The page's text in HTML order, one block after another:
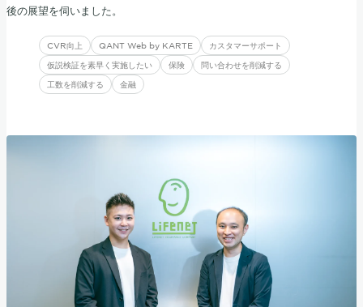
後の展望を伺いました。
CVR向上 QANT Web by KARTE
カスタマーサポート
仮説検証を素早く実施したい
保険
問い合わせを削減する
工数を削減する
金融